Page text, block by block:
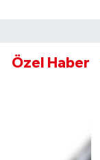
Özel Haber